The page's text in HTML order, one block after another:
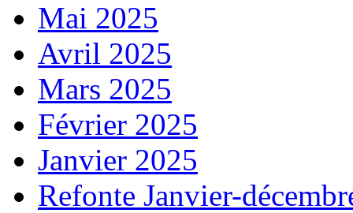
Mai 2025
Avril 2025
Mars 2025
Février 2025
Janvier 2025
Refonte Janvier-